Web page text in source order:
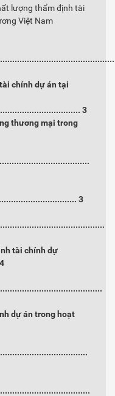
lượng thẩm định tài
Việt Nam
chính dự án tại
3
thương mại trong
3
tài chính dự
4
dự án trong hoạt